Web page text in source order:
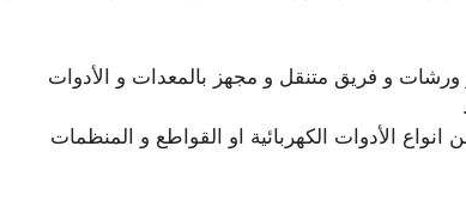
و فريق متنقل و مجهز بالمعدات و الأدوات
الأدوات الكهربائية او القواطع و المنظمات